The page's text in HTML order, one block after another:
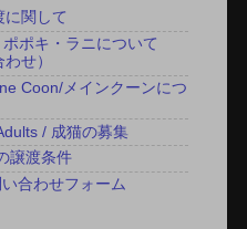
に関して
ポキ・ラニについて
わせ）
Coon/メインクーンにつ
/ 成猫の募集
譲渡条件
合わせフォーム